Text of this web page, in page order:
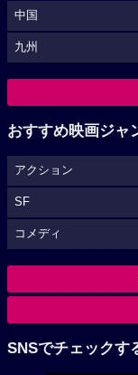
中国
九州
おすすめ映画ジャ
アクション
SF
コメディ
SNSでチェックす